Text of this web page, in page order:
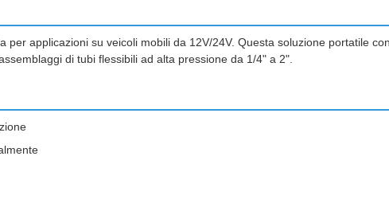
applicazioni su veicoli mobili da 12V/24V. Questa soluzione portatile
di tubi flessibili ad alta pressione da 1/4" a 2".